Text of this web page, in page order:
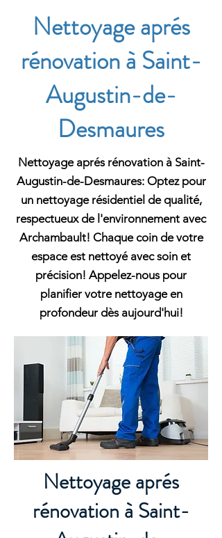
Nettoyage aprés
rénovation à Saint-
Augustin-de-
Desmaures
Nettoyage aprés rénovation à Saint-
Augustin-de-Desmaures: Optez pour
un nettoyage résidentiel de qualité,
respectueux de l'environnement avec
Archambault! Chaque coin de votre
espace est nettoyé avec soin et
précision! Appelez-nous pour
planifier votre nettoyage en
profondeur dès aujourd'hui!
Nettoyage aprés
rénovation à Saint-